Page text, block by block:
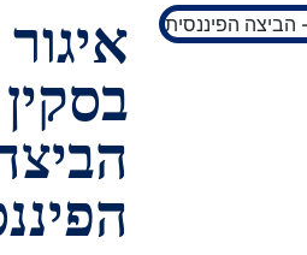
איגור
בסקין -
הביצה
הפיננסית